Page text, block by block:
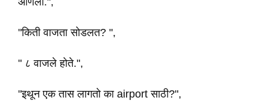
"किती वाजता सोडलत? ",
" ८ वाजले होते.",
"इथून एक तास लागतो का airport साठी?",